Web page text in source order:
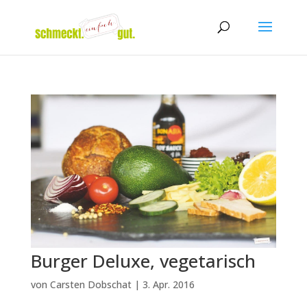
Burger Deluxe, vegetarisch
von Carsten Dobschat| 3. Apr. 2016